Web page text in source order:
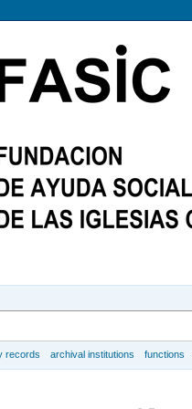
records archival institutions functions